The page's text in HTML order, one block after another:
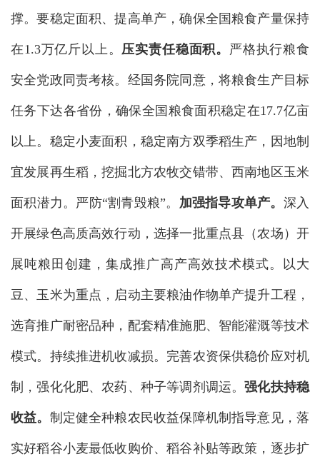
撑。要稳定面积、提高单产，确保全国粮食产量保持
在1.3万亿斤以上。 压实责任稳面积。 严格执行粮食
安全党政同责考核。经国务院同意，将粮食生产目标
任务下达各省份，确保全国粮食面积稳定在17.7亿亩
以上。稳定小麦面积，稳定南方双季稻生产，因地制
宜发展再生稻，挖掘北方农牧交错带、西南地区玉米
面积潜力。严防“割青毁粮”。 加强指导攻单产。 深入
开展绿色高质高效行动，选择一批重点县（农场）开
展吨粮田创建，集成推广高产高效技术模式。以大
豆、玉米为重点，启动主要粮油作物单产提升工程，
选育推广耐密品种，配套精准施肥、智能灌溉等技术
模式。持续推进机收减损。完善农资保供稳价应对机
制，强化化肥、农药、种子等调剂调运。强化扶持稳
收益。 制定健全种粮农民收益保障机制指导意见，落
实好稻谷小麦最低收购价、稻谷补贴等政策，逐步扩